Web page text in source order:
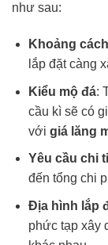
như sau:
Khoảng
lắp đặt càng
Kiểu mộ đá:
cầu kì sẽ có
với giá lăng
Yêu cầu chi
đến tổng chi
Địa hình lắp
phức tạp xây